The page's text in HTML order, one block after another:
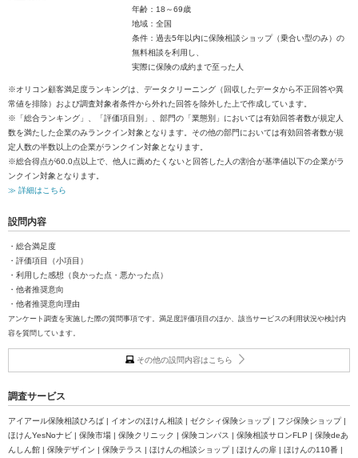
年齢：18～69歳
地域：全国
条件：過去5年以内に保険相談ショップ（乗合い型のみ）の
無料相談を利用し、
実際に保険の成約まで至った人
※オリコン顧客満足度ランキングは、データクリーニング（回収したデータから不正回答や異
常値を排除）および調査対象者条件から外れた回答を除外した上で作成しています。
※「総合ランキング」、「評価項目別」、部門の「業態別」においては有効回答者数が規定人
数を満たした企業のみランクイン対象となります。その他の部門においては有効回答者数が規
定人数の半数以上の企業がランクイン対象となります。
※総合得点が60.0点以上で、他人に薦めたくないと回答した人の割合が基準値以下の企業がラ
ンクイン対象となります。
≫ 詳細はこちら
設問内容
・総合満足度
・評価項目（小項目）
・利用した感想（良かった点・悪かった点）
・他者推奨意向
・他者推奨意向理由
アンケート調査を実施した際の質問事項です。満足度評価項目のほか、該当サービスの利用状況や検討内
容を質問しています。
その他の設問内容はこちら
調査サービス
アイアール保険相談ひろば | イオンのほけん相談 | ゼクシィ保険ショップ | フジ保険ショップ |
ほけんYesNoナビ | 保険市場 | 保険クリニック | 保険コンパス | 保険相談サロンFLP | 保険deあ
んしん館 | 保険デザイン | 保険テラス | ほけんの相談ショップ | ほけんの扉 | ほけんの110番 |